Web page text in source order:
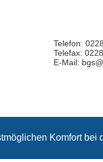
Komfort bei
Telefon:
Telefax:
E-Mail:
Konzeption und